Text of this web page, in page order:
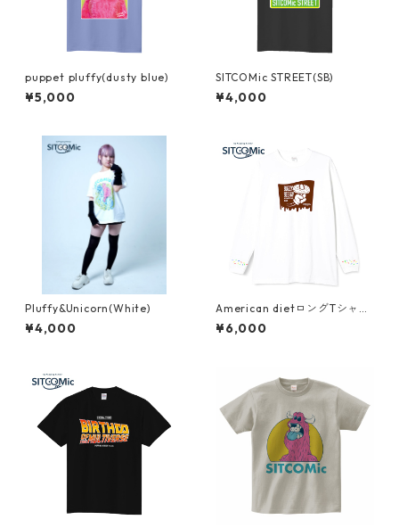
puppet pluffy(dusty blue)
¥5,000
SITCOMic STREET(SB)
¥4,000
Pluffy&Unicorn(White)
¥4,000
American dietロングTシャツ
(white)
¥6,000